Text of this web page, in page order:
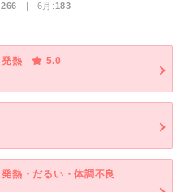
266 | 6月:183
発熱
5.0
発熱・だるい・体調不良